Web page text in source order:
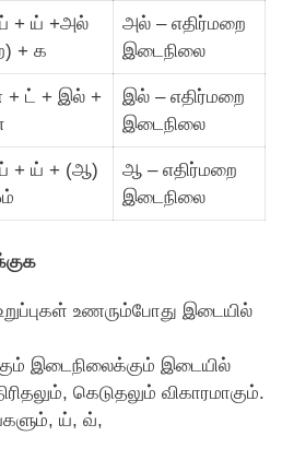
+ ய் +அல்
+ க
அல் – எதிர்மறை
இடைநிலை
ட் + இல் +
இல் – எதிர்மறை
இடைநிலை
+ ய் + (ஆ)
ஆ – எதிர்மறை
இடைநிலை
உணரும்போது இடையில்
இடைநிலைக்கும் இடையில்
கெடுதலும் விகாரமாகும்.
ய், வ்,